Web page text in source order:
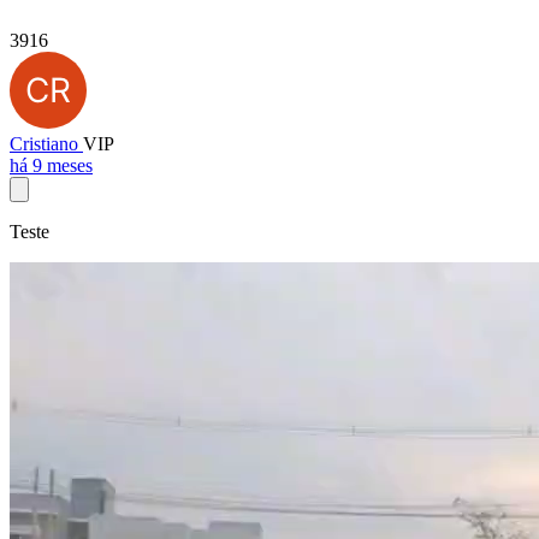
3916
Cristiano VIP
há 9 meses
Teste